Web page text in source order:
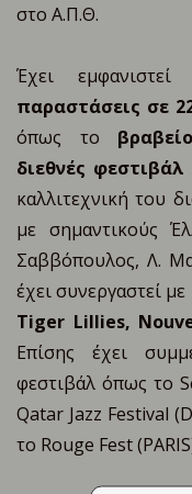
στο Α.Π.Θ.
Έχει
παραστάσεις σε
όπως το
διεθνές
καλλιτεχνική του
με σημαντικούς
Σαββόπουλος, Λ.
έχει συνεργαστεί
Tiger Lillies,
Επίσης έχει
φεστιβάλ όπως το
Qatar Jazz Festival
το Rouge Fest